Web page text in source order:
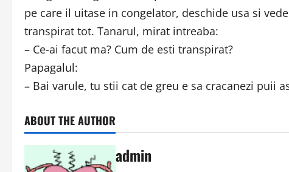
pe care il uitase in congelator, deschide usa si
transpirat tot. Tanarul, mirat intreaba:
– Ce-ai facut ma? Cum de esti transpirat?
Papagalul:
– Bai varule, tu stii cat de greu e sa cracanezi puii
ABOUT THE AUTHOR
admin